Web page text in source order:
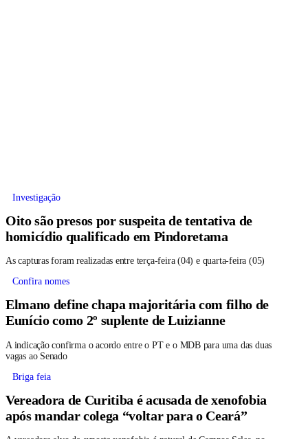
Investigação
Oito são presos por suspeita de tentativa de
homicídio qualificado em Pindoretama
As capturas foram realizadas entre terça-feira (04) e quarta-feira (05)
Confira nomes
Elmano define chapa majoritária com filho de
Eunício como 2º suplente de Luizianne
A indicação confirma o acordo entre o PT e o MDB para uma das duas
vagas ao Senado
Briga feia
Vereadora de Curitiba é acusada de xenofobia
após mandar colega “voltar para o Ceará”